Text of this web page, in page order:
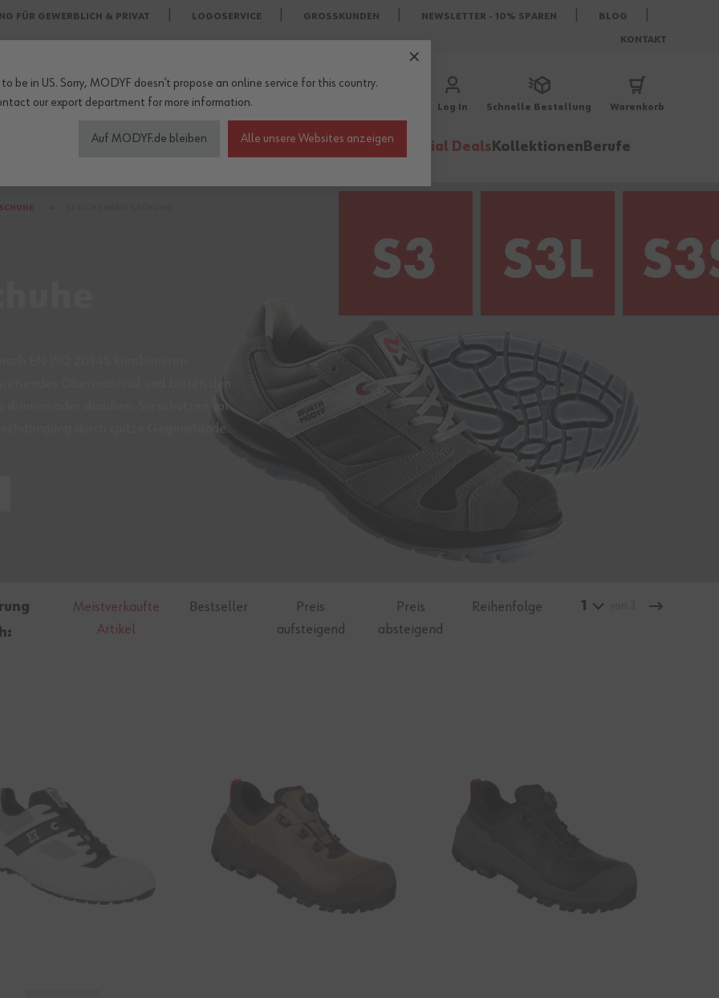
FÜR GEWERBLICH & PRIVAT LOGOSERVICE GROSSKUNDEN NEWSLETTER - 10% SPAREN BLOG
KONTAKT
Log In Schnelle Bestellung Warenkorb
Wetterschutzkleidung Arbeitsschutz Zubehör Special Deals Kollektionen Berufe
Obermaterial und bieten den
oder draußen. Sie schützen vor
durch spitze Gegenstände.
1
Meistverkaufte
Artikel
Bestseller
Preis
aufsteigend
Preis
absteigend
Reihenfolge
to be in US. Sorry, MODYF doesn’t propose an online service for this country.
our export department for more information.
Auf MODYF.de bleiben Alle unsere Websites anzeigen